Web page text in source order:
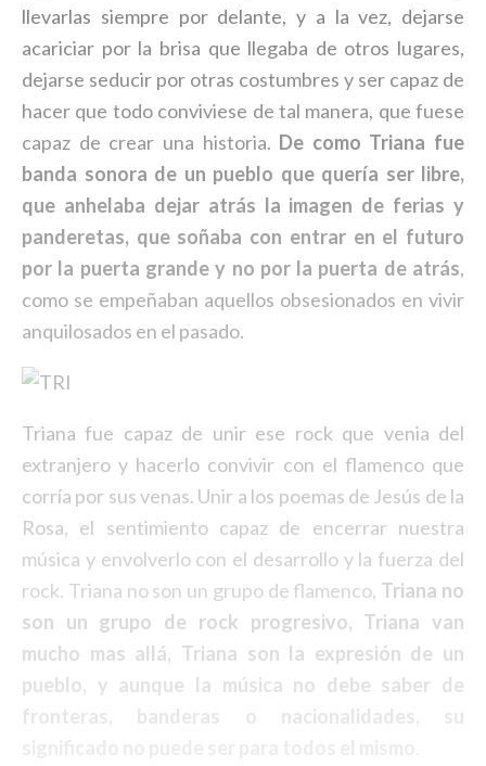
llevarlas siempre por delante, y a la vez, dejarse
acariciar por la brisa que llegaba de otros lugares,
dejarse seducir por otras costumbres y ser capaz de
hacer que todo conviviese de tal manera, que fuese
capaz de crear una historia. De como Triana fue
banda sonora de un pueblo que quería ser libre,
que anhelaba dejar atrás la imagen de ferias y
panderetas, que soñaba con entrar en el futuro
por la puerta grande y no por la puerta de atrás,
como se empeñaban aquellos obsesionados en vivir
anquilosados en el pasado.
Triana fue capaz de unir ese rock que venia del
extranjero y hacerlo convivir con el flamenco que
corría por sus venas. Unir a los poemas de Jesús de la
Rosa, el sentimiento capaz de encerrar nuestra
música y envolverlo con el desarrollo y la fuerza del
rock. Triana no son un grupo de flamenco, Triana no
son un grupo de rock progresivo, Triana van
mucho mas allá, Triana son la expresión de un
pueblo, y aunque la música no debe saber de
fronteras, banderas o nacionalidades, su